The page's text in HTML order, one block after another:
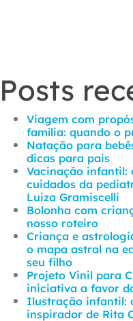
Posts
Viagem com
família: quando o
Natação para
dicas para pais
Vacinação infantil:
cuidados da
Luiza Gramiscelli
Bolonha com
nosso roteiro
Criança e
o mapa astral na
seu filho
Projeto Vinil para
iniciativa a favor
Ilustração infantil:
inspirador de Rita